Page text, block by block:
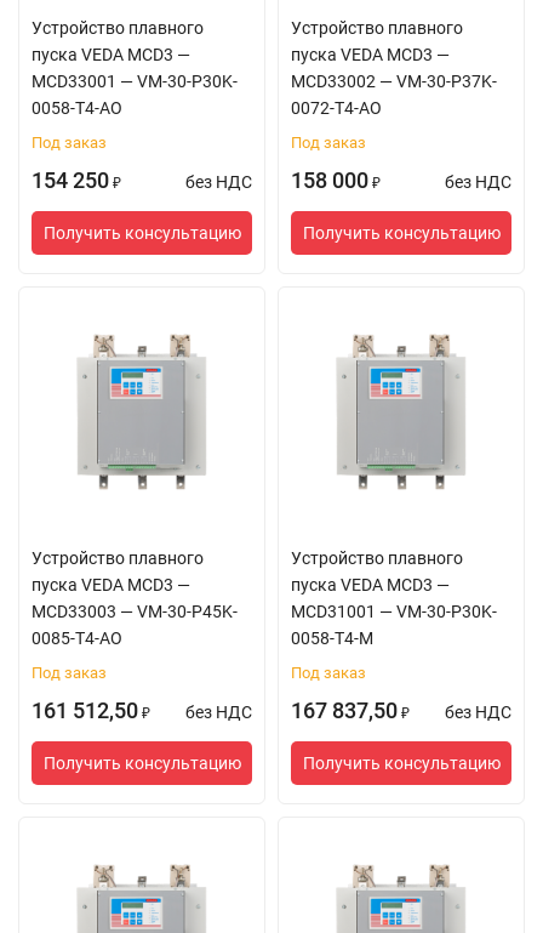
Устройство плавного
пуска VEDA MCD3 —
MCD33001 — VM-30-P30K-
0058-T4-AO
Под заказ
154 250 ₽ без НДС
Получить консультацию
Устройство плавного
пуска VEDA MCD3 —
MCD33002 — VM-30-P37K-
0072-T4-AO
Под заказ
158 000 ₽ без НДС
Получить консультацию
Устройство плавного
пуска VEDA MCD3 —
MCD33003 — VM-30-P45K-
0085-T4-AO
Под заказ
161 512,50 ₽ без НДС
Получить консультацию
Устройство плавного
пуска VEDA MCD3 —
MCD31001 — VM-30-P30K-
0058-T4-M
Под заказ
167 837,50 ₽ без НДС
Получить консультацию